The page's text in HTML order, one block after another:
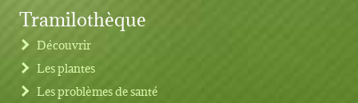
Tramilothèque
Découvrir
Les plantes
Les problèmes de santé